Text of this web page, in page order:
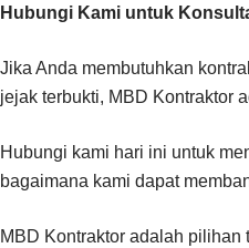
Hubungi Kami untuk
Jika Anda membutuhkan
jejak terbukti, MBD Kontraktor
Hubungi kami hari ini untuk
bagaimana kami dapat
MBD Kontraktor adalah pilihan